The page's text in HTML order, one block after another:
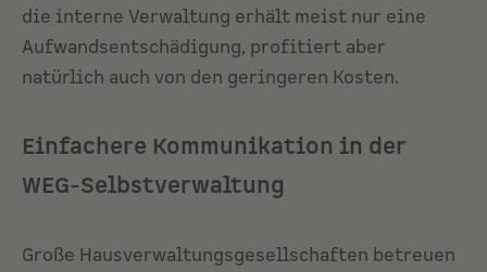
die interne Verwaltung erhält meist nur eine
Aufwandsentschädigung, profitiert aber
natürlich auch von den geringeren Kosten.
Einfachere Kommunikation in der
WEG-Selbstverwaltung
Große Hausverwaltungsgesellschaften betreuen